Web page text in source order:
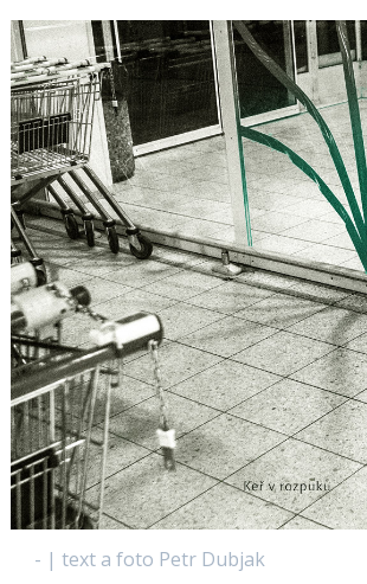
- | text a foto Petr Dubjak